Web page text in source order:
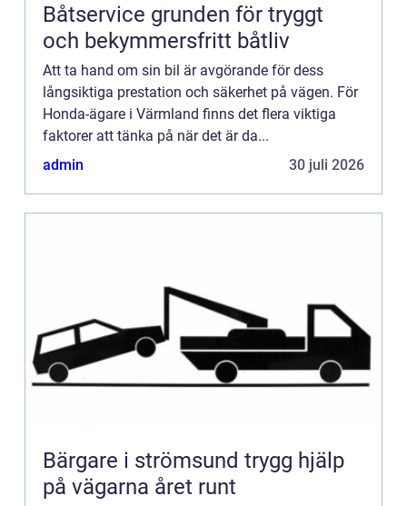
Båtservice grunden för tryggt
och bekymmersfritt båtliv
Att ta hand om sin bil är avgörande för dess
långsiktiga prestation och säkerhet på vägen. För
Honda-ägare i Värmland finns det flera viktiga
faktorer att tänka på när det är da...
admin
30 juli 2026
Bärgare i strömsund trygg hjälp
på vägarna året runt